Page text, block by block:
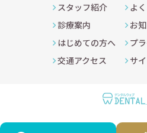
スタッフ紹介
診療案内
はじめての方へ
交通アクセス
よ
お
プ
サ